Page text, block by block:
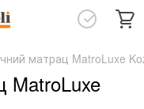
матрац MatroLuxe
MatroLuxe